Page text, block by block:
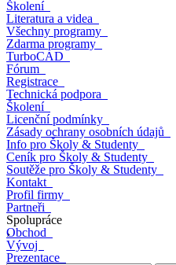
Školení
Literatura a videa
Všechny programy
Zdarma programy
TurboCAD
Fórum
Registrace
Technická podpora
Školení
Licenční podmínky
Zásady ochrany osobních údajů
Info pro Školy & Studenty
Ceník pro Školy & Studenty
Soutěže pro Školy & Studenty
Kontakt
Profil firmy
Partneři
Spolupráce
›
Obchod
Vývoj
Prezentace